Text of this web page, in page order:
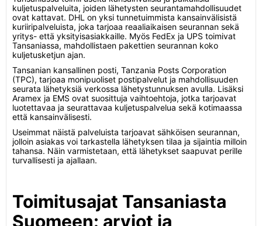
kuljetuspalveluita, joiden lähetysten seurantamahdollisuudet
ovat kattavat. DHL on yksi tunnetuimmista kansainvälisistä
kuriiripalveluista, joka tarjoaa reaaliaikaisen seurannan sekä
yritys- että yksityisasiakkaille. Myös FedEx ja UPS toimivat
Tansaniassa, mahdollistaen pakettien seurannan koko
kuljetusketjun ajan.
Tansanian kansallinen posti, Tanzania Posts Corporation
(TPC), tarjoaa monipuoliset postipalvelut ja mahdollisuuden
seurata lähetyksiä verkossa lähetystunnuksen avulla. Lisäksi
Aramex ja EMS ovat suosittuja vaihtoehtoja, jotka tarjoavat
luotettavaa ja seurattavaa kuljetuspalvelua sekä kotimaassa
että kansainvälisesti.
Useimmat näistä palveluista tarjoavat sähköisen seurannan,
jolloin asiakas voi tarkastella lähetyksen tilaa ja sijaintia milloin
tahansa. Näin varmistetaan, että lähetykset saapuvat perille
turvallisesti ja ajallaan.
Toimitusajat Tansaniasta
Suomeen: arviot ja